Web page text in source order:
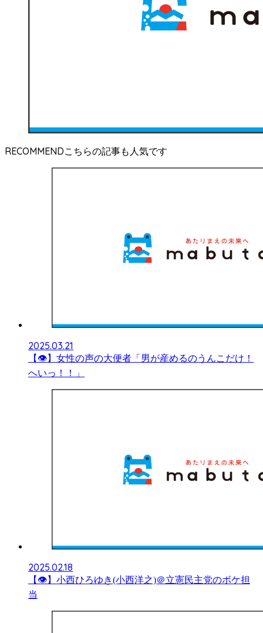
RECOMMEND
2025.03.21
【👁】女性の声の大便者「男が産めるのうんこだけ！
へいっ！！」
2025.02.18
【👁】小西ひろゆき(小西洋之)＠立憲民主党のボケ担
当